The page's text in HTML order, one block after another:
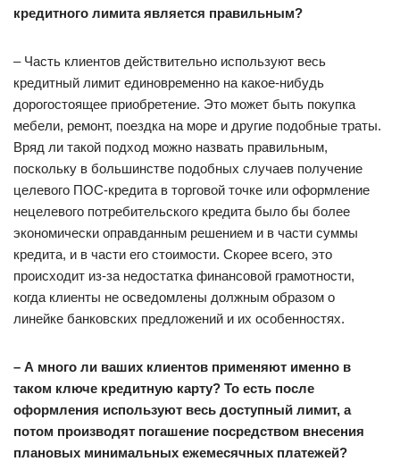
кредитного лимита является правильным?
– Часть клиентов действительно используют весь
кредитный лимит единовременно на какое-нибудь
дорогостоящее приобретение. Это может быть покупка
мебели, ремонт, поездка на море и другие подобные траты.
Вряд ли такой подход можно назвать правильным,
поскольку в большинстве подобных случаев получение
целевого ПОС-кредита в торговой точке или оформление
нецелевого потребительского кредита было бы более
экономически оправданным решением и в части суммы
кредита, и в части его стоимости. Скорее всего, это
происходит из-за недостатка финансовой грамотности,
когда клиенты не осведомлены должным образом о
линейке банковских предложений и их особенностях.
– А много ли ваших клиентов применяют именно в
таком ключе кредитную карту? То есть после
оформления используют весь доступный лимит, а
потом производят погашение посредством внесения
плановых минимальных ежемесячных платежей?